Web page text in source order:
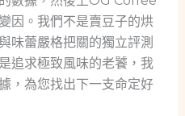
因。我們不是賣豆子的烘
味蕾嚴格把關的獨立評測
追求極致風味的老饕，我
，為您找出下一支命定好